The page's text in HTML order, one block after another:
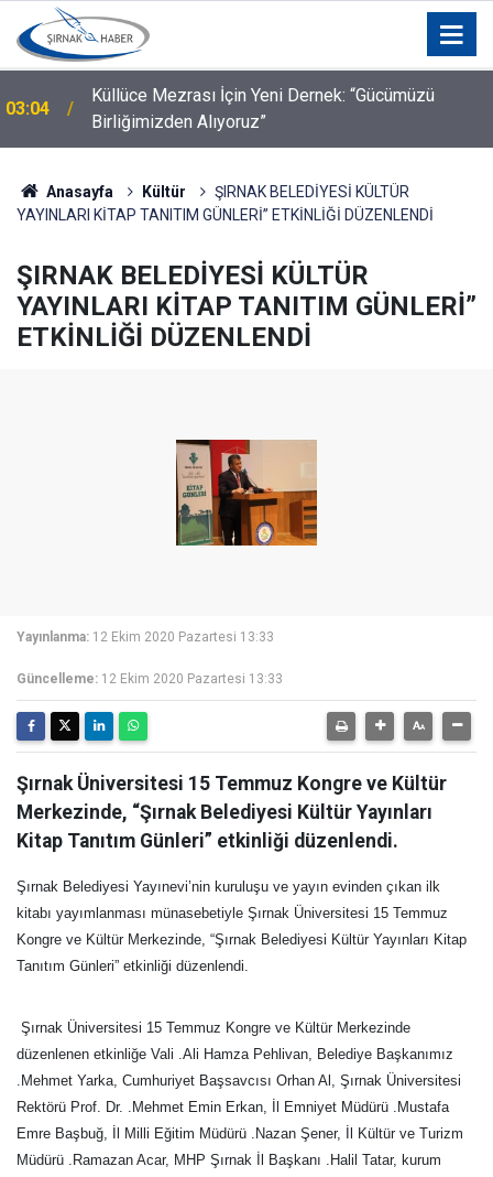
00:04 Şırnak'taki Belediye Memur Alımı Yapacak
Anasayfa Kültür
ŞIRNAK BELEDİYESİ KÜLTÜR
YAYINLARI KİTAP TANITIM GÜNLERİ” ETKİNLİĞİ DÜZENLENDİ
ŞIRNAK BELEDİYESİ KÜLTÜR
YAYINLARI KİTAP TANITIM GÜNLERİ”
ETKİNLİĞİ DÜZENLENDİ
Yayınlanma: 12 Ekim 2020 Pazartesi 13:33
Güncelleme: 12 Ekim 2020 Pazartesi 13:33
Şırnak Üniversitesi 15 Temmuz Kongre ve Kültür
Merkezinde, “Şırnak Belediyesi Kültür Yayınları
Kitap Tanıtım Günleri” etkinliği düzenlendi.
Şırnak Belediyesi Yayınevi’nin kuruluşu ve yayın evinden çıkan ilk
kitabı yayımlanması münasebetiyle Şırnak Üniversitesi 15 Temmuz
Kongre ve Kültür Merkezinde, “Şırnak Belediyesi Kültür Yayınları Kitap
Tanıtım Günleri” etkinliği düzenlendi.
Şırnak Üniversitesi 15 Temmuz Kongre ve Kültür Merkezinde
düzenlenen etkinliğe Vali .Ali Hamza Pehlivan, Belediye Başkanımız
.Mehmet Yarka, Cumhuriyet Başsavcısı Orhan Al, Şırnak Üniversitesi
Rektörü Prof. Dr. .Mehmet Emin Erkan, İl Emniyet Müdürü .Mustafa
Emre Başbuğ, İl Milli Eğitim Müdürü .Nazan Şener, İl Kültür ve Turizm
Müdürü .Ramazan Acar, MHP Şırnak İl Başkanı .Halil Tatar, kurum